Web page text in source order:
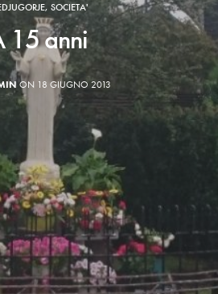
, SOCIETA'
15 anni
ON 18 GIUGNO 2013